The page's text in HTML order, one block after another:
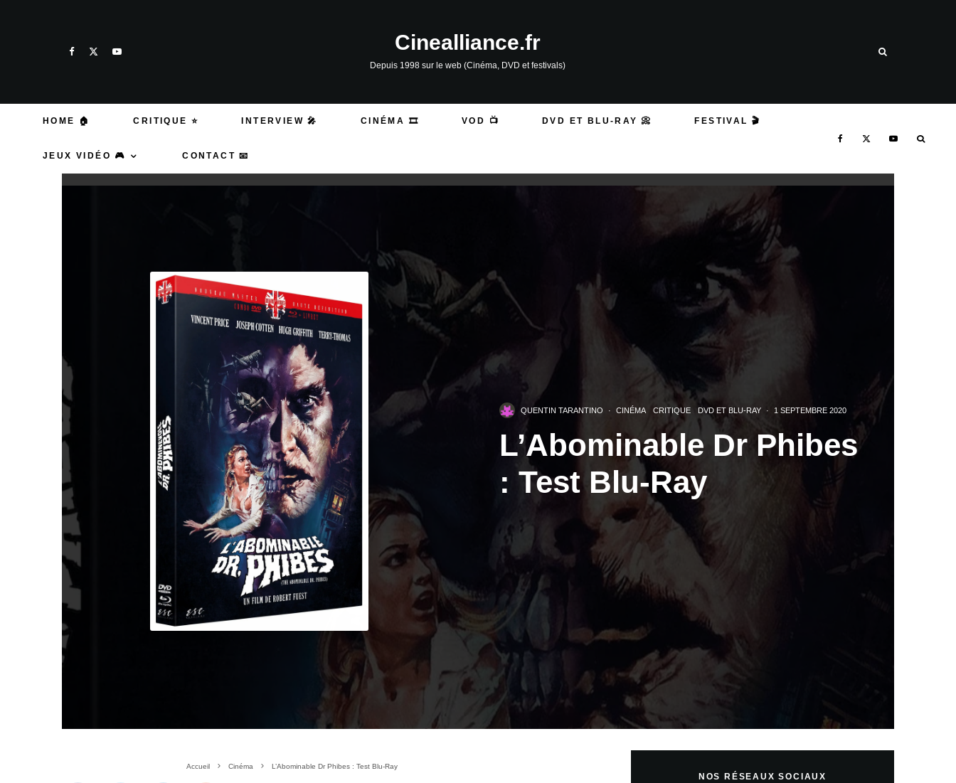
Cinealliance.fr
Depuis 1998 sur le web (Cinéma, DVD et festivals)
HOME 🏠 CRITIQUE ⭐ INTERVIEW 🎤 CINÉMA 🎞️ VOD 📺 DVD ET BLU-RAY 📀 FESTIVAL 🎬
JEUX VIDÉO 🎮 CONTACT 📧
QUENTIN TARANTINO · CINÉMA CRITIQUE DVD ET BLU-RAY · 1 SEPTEMBRE 2020
L’Abominable Dr Phibes
: Test Blu-Ray
Accueil Cinéma L’Abominable Dr Phibes : Test Blu-Ray
NOS RÉSEAUX SOCIAUX